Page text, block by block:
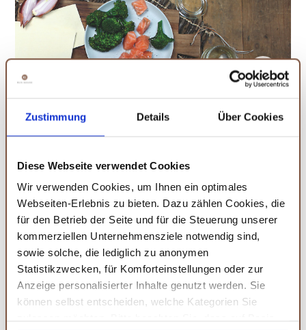
Zustimmung Details Über Cookies
Diese Webseite verwendet Cookies
Wir verwenden Cookies, um Ihnen ein optimales
Webseiten-Erlebnis zu bieten. Dazu zählen Cookies, die
für den Betrieb der Seite und für die Steuerung unserer
kommerziellen Unternehmensziele notwendig sind,
sowie solche, die lediglich zu anonymen
Statistikzwecken, für Komforteinstellungen oder zur
Anzeige personalisierter Inhalte genutzt werden. Sie
können selbst entscheiden, welche Kategorien Sie
Der richtige Lachs für die Lachslasagne
Lachs ist ein wahrerNährstoff-Lieferantund aus der
wegzudenken!
Die im Lachs enthaltenen
wertvollen Omega 3 Fettsäuren
versorgen deine Nervenzellen im Hirn mit ausreichend
Powerund hält dein Herz gesund. Jedoch solltest du beim